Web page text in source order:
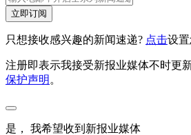
立即订阅
只想接收感兴趣的新闻速递? 点击设置
注册即表示我接受新报业媒体不时更
保护声明 。
是， 我希望收到新报业媒体